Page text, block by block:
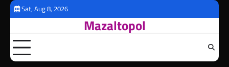
ПерейтиSat, Aug 8, 2026
Mazaltopol